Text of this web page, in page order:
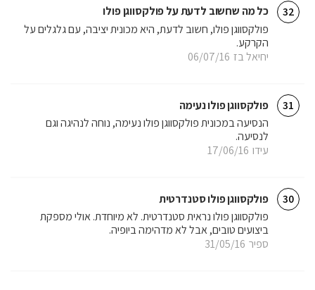
32 כל מה שחשוב לדעת על פולקסווגן פולו
יחיאל בז 06/07/16
פולקסווגן פולו, חשוב לדעת, היא מכונית יציבה, עם גלגלים על
הקרקע.
31 פולקסווגן פולו נעימה
עידו 17/06/16
הנסיעה במכונית פולקסווגן פולו נעימה, נוחה לנהיגה וגם
לנסיעה.
30 פולקסווגן פולו סטנדרטית
ספיר 31/05/16
פולקסווגן פולו נראית סטנדרטית. לא מיוחדת. אולי מספקת
ביצועים טובים, אבל לא מדהימה ביופיה.